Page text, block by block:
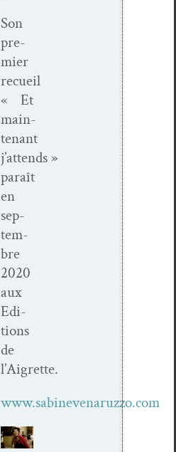
Son
pre­
mier
recueil
« Et
main­
tenant
j’attends »
paraît
en
sep­
tem­
bre
2020
aux
Edi­
tions
de
l’Aigrette.
www.sabinevenaruzzo.com